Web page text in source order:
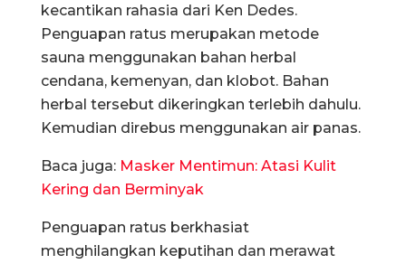
kecantikan rahasia dari Ken Dedes.
Penguapan ratus merupakan metode
sauna menggunakan bahan herbal
cendana, kemenyan, dan klobot. Bahan
herbal tersebut dikeringkan terlebih dahulu.
Kemudian direbus menggunakan air panas.
Baca juga: Masker Mentimun: Atasi Kulit
Kering dan Berminyak
Penguapan ratus berkhasiat
menghilangkan keputihan dan merawat